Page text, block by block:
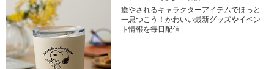
癒やされるキャラクターアイテムでほっと
一息つこう！かわいい最新グッズやイベン
ト情報を毎日配信